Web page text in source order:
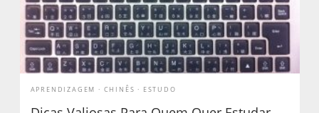
APRENDIZAGEM CHINÊS ESTUDO